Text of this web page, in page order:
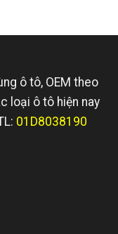
ô tô, OEM theo
loại ô tô hiện nay
01D8038190